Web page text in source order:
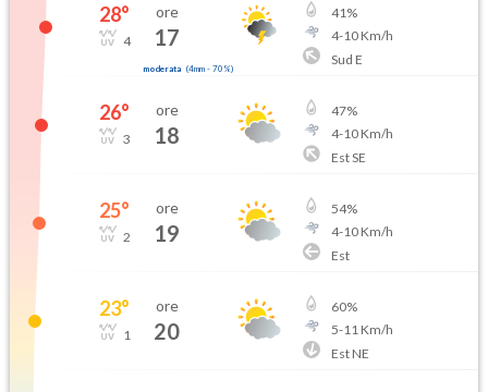
28°
4
ore
17
moderata (4mm- 70 %)
41%
4-10Km/h
Sud E
26°
3
ore
18
47%
4-10Km/h
Est SE
25°
2
ore
19
54%
4-10Km/h
Est
23°
1
ore
20
60%
5-11Km/h
Est NE